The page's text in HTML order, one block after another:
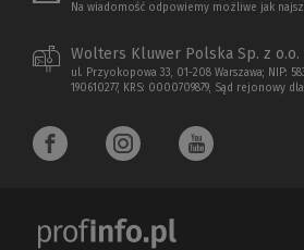
Na wiadomość odpowiemy możliwe jak
Wolters Kluwer Polska Sp. z o.o.
ul. Przyokopowa 33, 01-208 Warszawa; NIP:
190610277, KRS: 0000709879, Sąd rejonowy